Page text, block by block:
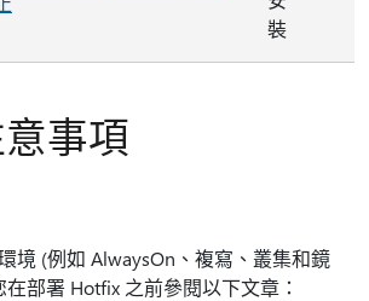
裝
事項
境 (例如 AlwaysOn、複寫、叢集和鏡
部署 Hotfix 之前參閱以下文章：